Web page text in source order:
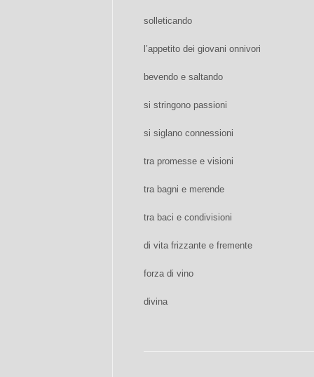
solleticando
l’appetito dei giovani onnivori
bevendo e saltando
si stringono passioni
si siglano connessioni
tra promesse e visioni
tra bagni e merende
tra baci e condivisioni
di vita frizzante e fremente
forza di vino
divina